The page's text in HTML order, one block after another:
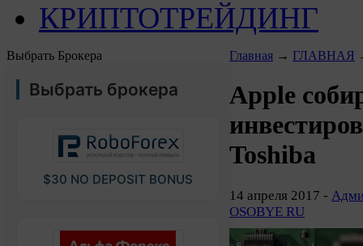
КРИПТОТРЕЙДИНГ
Выбрать Брокера
Выбрать брокера
$30 NO DEPOSIT BONUS
Главная → ГЛАВНАЯ
Apple
Toshiba
14 апреля 2017 -
OSOBYE RU